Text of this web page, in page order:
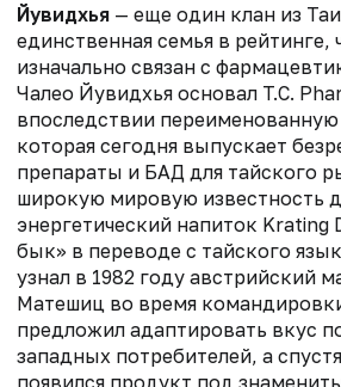
Йувидхья — еще один клан из
единственная семья в рейтинге,
изначально связан с
Чалео Йувидхья основал T.C.
впоследствии переименованную
которая сегодня выпускает
препараты и БАД для тайского
широкую мировую известность
энергетический напиток Krating
бык» в переводе с тайского
узнал в 1982 году австрийский
Матешиц во время
предложил адаптировать вкус
западных потребителей, а
появился продукт под